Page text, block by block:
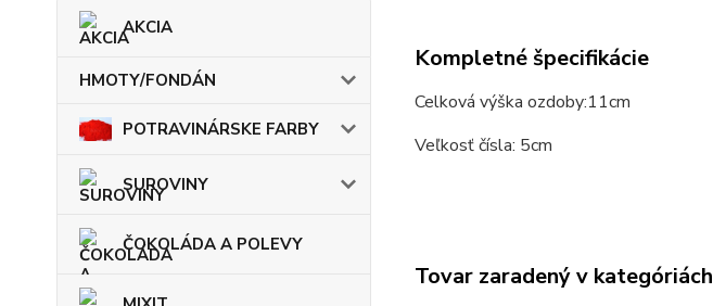
AKCIA
HMOTY/FONDÁN
POTRAVINÁRSKE FARBY
SUROVINY
ČOKOLÁDA A POLEVY
Kompletné špecifikácie
Celková výška ozdoby:11cm
Veľkosť čísla: 5cm
Tovar zaradený v kategóriách